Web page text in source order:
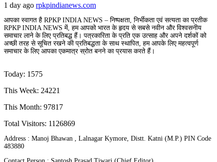
1 day ago rpkpindianews.com
आपका स्वागत है RPKP INDIA NEWS – निष्पक्षता, निर्भीकता एवं सत्यता का प्रतीक
RPKP INDIA NEWS में, हम आपको भारत के हृदय से सबसे नवीन और विश्वसनीय
समाचार लाने के लिए प्रतिबद्ध हैं। पत्रकारिता के प्रति एक उत्साह और अपने दर्शकों को
अच्छी तरह से सूचित रखने की प्रतिबद्धता के साथ स्थापित, हम आपके लिए महत्वपूर्ण
समाचार के लिए आपका एकमात्र स्रोत बनने का प्रयास करते हैं।
Today: 1575
This Week: 24221
This Month: 97817
Total Visitors: 1126869
Address : Manoj Bhawan , Lalnagar Kymore, Distt. Katni (M.P.) PIN Code
483880